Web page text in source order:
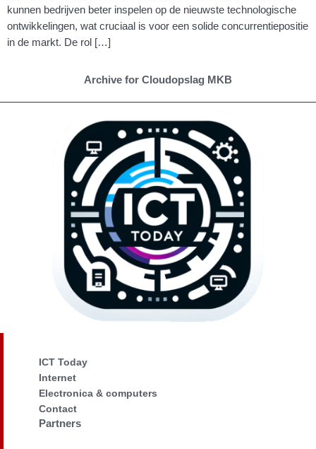
kunnen bedrijven beter inspelen op de nieuwste technologische
ontwikkelingen, wat cruciaal is voor een solide concurrentiepositie
in de markt. De rol […]
Archive for Cloudopslag MKB
ICT Today
Internet
Electronica & computers
Contact
Partners